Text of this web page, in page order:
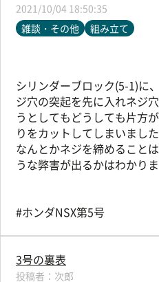
2021/10/04 18:50:35
雑談・その他 組み立て
シリンダーブロック(5-1)に
ジ穴の突起を先に入れネジ
うとしてもどうしても片方
りをカットしてしまいました
なんとかネジを締めること
うな弊害が出るかはわかりま
#ホンダNSX第5号
3号の裏表
次郎